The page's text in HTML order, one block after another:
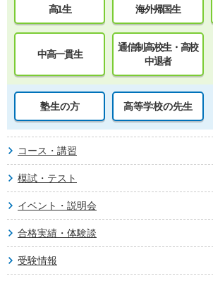
高1生 海外帰国生
中高一貫生
通信制高校生・高校
中退者
塾生の方 高等学校の先生
コース・講習
模試・テスト
イベント・説明会
合格実績・体験談
受験情報